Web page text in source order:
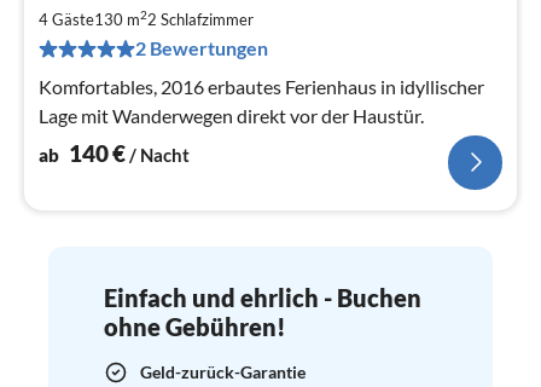
4 Gäste130 m22 Schlafzimmer
2 Bewertungen
Komfortables, 2016 erbautes Ferienhaus in idyllischer
Lage mit Wanderwegen direkt vor der Haustür.
ab 140€/ Nacht
Einfach und ehrlich - Buchen
ohne Gebühren!
Geld-zurück-Garantie